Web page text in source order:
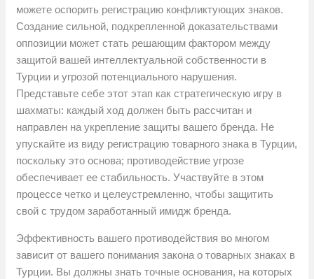
можете оспорить регистрацию конфликтующих знаков.
Создание сильной, подкрепленной доказательствами
оппозиции может стать решающим фактором между
защитой вашей интеллектуальной собственности в
Турции и угрозой потенциального нарушения.
Представьте себе этот этап как стратегическую игру в
шахматы: каждый ход должен быть рассчитан и
направлен на укрепление защиты вашего бренда. Не
упускайте из виду регистрацию товарного знака в Турции,
поскольку это основа; противодействие угрозе
обеспечивает ее стабильность. Участвуйте в этом
процессе четко и целеустремленно, чтобы защитить
свой с трудом заработанный имидж бренда.
Эффективность вашего противодействия во многом
зависит от вашего понимания закона о товарных знаках в
Турции. Вы должны знать точные основания, на которых